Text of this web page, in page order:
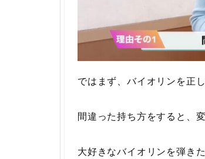
ではまず、バイオリンを正
間違った持ち方をすると、
大好きなバイオリンを弾き